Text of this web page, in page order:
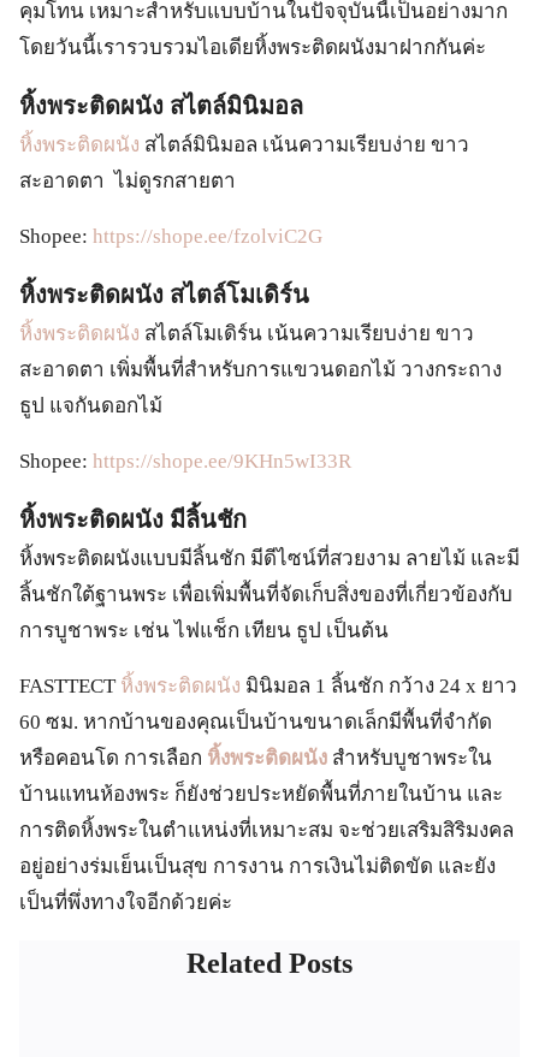
คุมโทน เหมาะสำหรับแบบบ้านในปัจจุบันนี้เป็นอย่างมาก
โดยวันนี้เรารวบรวมไอเดียหิ้งพระติดผนังมาฝากกันค่ะ
หิ้งพระติดผนัง สไตล์มินิมอล
หิ้งพระติดผนัง สไตล์มินิมอล เน้นความเรียบง่าย ขาว
สะอาดตา ไม่ดูรกสายตา
Shopee: https://shope.ee/fzolviC2G
หิ้งพระติดผนัง สไตล์โมเดิร์น
หิ้งพระติดผนัง สไตล์โมเดิร์น เน้นความเรียบง่าย ขาว
สะอาดตา เพิ่มพื้นที่สำหรับการแขวนดอกไม้ วางกระถาง
ธูป แจกันดอกไม้
Shopee: https://shope.ee/9KHn5wI33R
หิ้งพระติดผนัง มีลิ้นชัก
หิ้งพระติดผนังแบบมีลิ้นชัก มีดีไซน์ที่สวยงาม ลายไม้ และมี
ลิ้นชักใต้ฐานพระ เพื่อเพิ่มพื้นที่จัดเก็บสิ่งของที่เกี่ยวข้องกับ
การบูชาพระ เช่น ไฟแช็ก เทียน ธูป เป็นต้น
FASTTECT หิ้งพระติดผนัง มินิมอล 1 ลิ้นชัก กว้าง 24 x ยาว
60 ซม. หากบ้านของคุณเป็นบ้านขนาดเล็กมีพื้นที่จำกัด
หรือคอนโด การเลือก หิ้งพระติดผนัง สำหรับบูชาพระใน
บ้านแทนห้องพระ ก็ยังช่วยประหยัดพื้นที่ภายในบ้าน และ
การติดหิ้งพระในตำแหน่งที่เหมาะสม จะช่วยเสริมสิริมงคล
อยู่อย่างร่มเย็นเป็นสุข การงาน การเงินไม่ติดขัด และยัง
เป็นที่พึ่งทางใจอีกด้วยค่ะ
Related Posts